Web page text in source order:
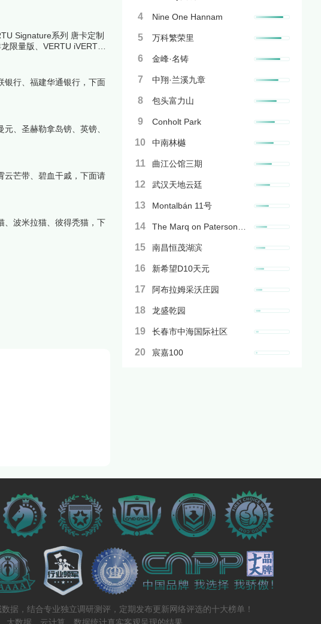
Signature系列 唐卡定制
限量版、VERTU iVERTU
银行、福建华通银行，下面
、圣赫勒拿岛镑、英镑、
云芒带、碧血干戚，下面请
、波米拉猫、彼得秃猫，下
4 Nine One Hannam
5 万科繁荣里
6 金峰·名铸
7 中翔·兰溪九章
8 包头富力山
9 Conholt Park
10 中南林樾
11 曲江公馆三期
12 武汉天地云廷
13 Montalbán 11号
14 The Marq on Paterson Hill
15 南昌恒茂湖滨
16 新希望D10天元
17 阿布拉姆采沃庄园
18 龙盛乾园
19 长春市中海国际社区
20 宸嘉100
据，结合专业独立调研测评，定期发布更新网络评选的十大榜单！